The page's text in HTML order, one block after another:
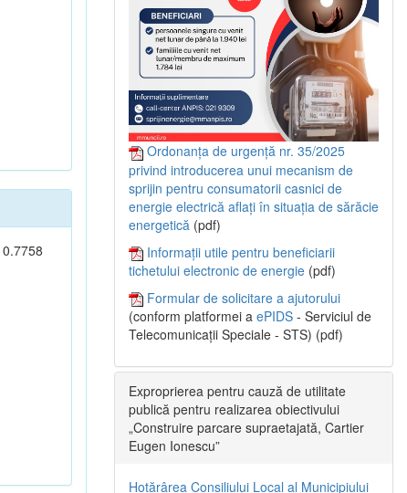
Ordonanța de urgență nr. 35/2025
privind introducerea unui mecanism de
sprijin pentru consumatorii casnici de
energie electrică aflați în situația de sărăcie
energetică (pdf)
Informații utile pentru beneficiarii
tichetului electronic de energie (pdf)
Formular de solicitare a ajutorului
(conform platformei a ePIDS - Serviciul de
Telecomunicații Speciale - STS) (pdf)
Exproprierea pentru cauză de utilitate
publică pentru realizarea obiectivului
„Construire parcare supraetajată, Cartier
Eugen Ionescu”
Hotărârea Consiliului Local al Municipiului